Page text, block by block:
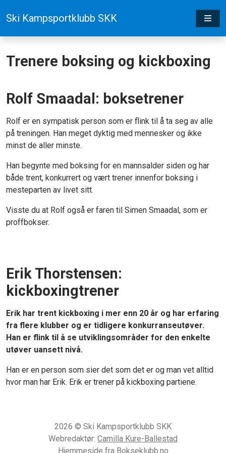
Ski Kampsportklubb SKK
Trenere boksing og kickboxing
Rolf Smaadal: boksetrener
Rolf er en sympatisk person som er flink til å ta seg av alle
på treningen. Han meget dyktig med mennesker og ikke
minst de aller minste.
Han begynte med boksing for en mannsalder siden og har
både trent, konkurrert og vært trener innenfor boksing i
mesteparten av livet sitt.
Visste du at Rolf også er faren til Simen Smaadal, som er
proffbokser.
Erik Thorstensen:
kickboxingtrener
Erik har trent kickboxing i mer enn 20 år og har erfaring
fra flere klubber og er tidligere konkurranseutøver.
Han er flink til å se utviklingsområder for den enkelte
utøver uansett nivå.
Han er en person som sier det som det er og man vet alltid
hvor man har Erik. Erik er trener på kickboxing partiene.
2026 © Ski Kampsportklubb SKK
Webredaktør: Camilla Kure-Ballestad
Hjemmeside fra Bokseklubb.no